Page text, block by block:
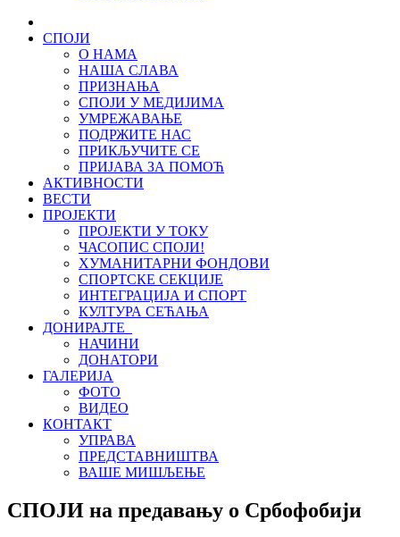
СПОЈИ
О НАМА
НАША СЛАВА
ПРИЗНАЊА
СПОЈИ У МЕДИЈИМА
УМРЕЖАВАЊЕ
ПОДРЖИТЕ НАС
ПРИКЉУЧИТЕ СЕ
ПРИЈАВА ЗА ПОМОЋ
АКТИВНОСТИ
ВЕСТИ
ПРОЈЕКТИ
ПРОЈЕКТИ У ТОКУ
ЧАСОПИС СПОЈИ!
ХУМАНИТАРНИ ФОНДОВИ
СПОРТСКЕ СЕКЦИЈЕ
ИНТЕГРАЦИЈА И СПОРТ
КУЛТУРА СЕЋАЊА
ДОНИРАЈТЕ
НАЧИНИ
ДОНАТОРИ
ГАЛЕРИЈА
ФОТО
ВИДЕО
КОНТАКТ
УПРАВА
ПРЕДСТАВНИШТВА
ВАШЕ МИШЉЕЊЕ
СПОЈИ на предавању о Србофобији